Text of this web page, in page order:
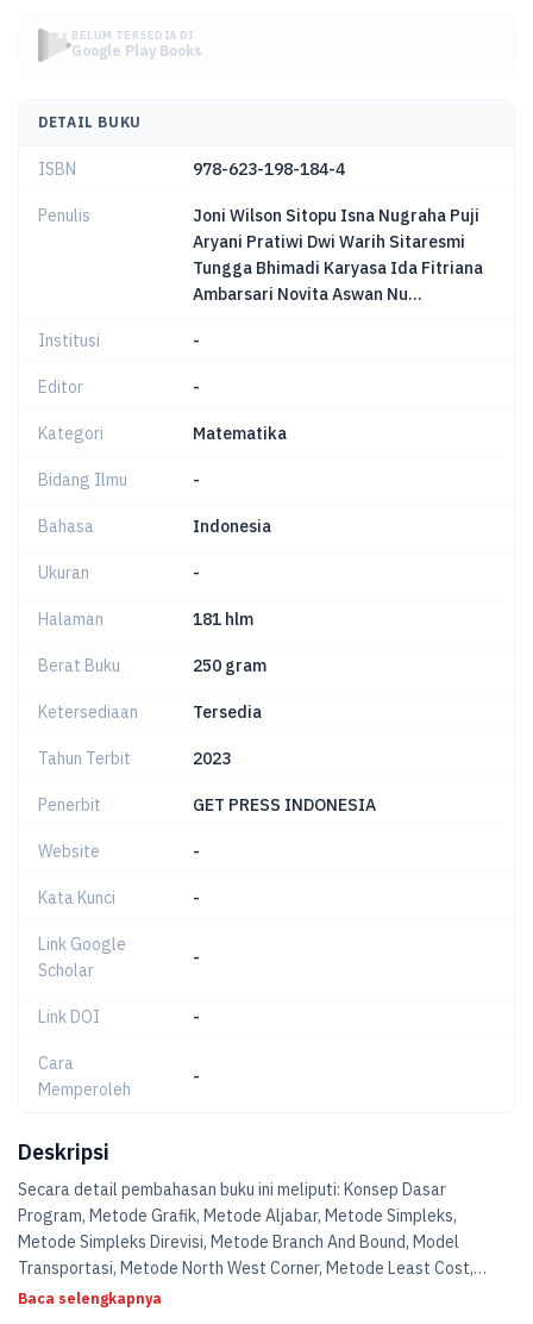
BELUM TERSEDIA DI
Google Play Books
DETAIL BUKU
ISBN 978-623-198-184-4
Penulis
Joni Wilson Sitopu Isna Nugraha Puji
Aryani Pratiwi Dwi Warih Sitaresmi
Tungga Bhimadi Karyasa Ida Fitriana
Ambarsari Novita Aswan Nu...
Institusi -
Editor -
Kategori Matematika
Bidang Ilmu -
Bahasa Indonesia
Ukuran -
Halaman 181 hlm
Berat Buku 250 gram
Ketersediaan Tersedia
Tahun Terbit 2023
Penerbit GET PRESS INDONESIA
Website -
Kata Kunci -
Link Google
Scholar
-
Link DOI -
Cara
Memperoleh
-
Deskripsi
Secara detail pembahasan buku ini meliputi: Konsep Dasar
Program, Metode Grafik, Metode Aljabar, Metode Simpleks,
Metode Simpleks Direvisi, Metode Branch And Bound, Model
Transportasi, Metode North West Corner, Metode Least Cost,
Vogel
Baca selengkapnya